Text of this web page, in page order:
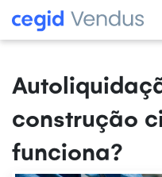
construção
funciona?